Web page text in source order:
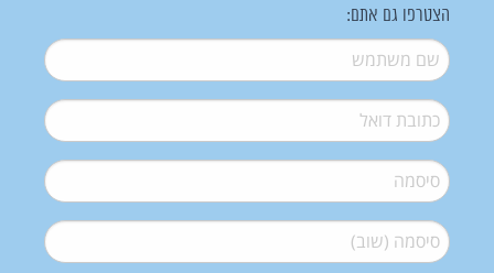
הצטרפו גם אתם:
שם משתמש*
דואל*
סיסמה*
סיסמה (שוב)*